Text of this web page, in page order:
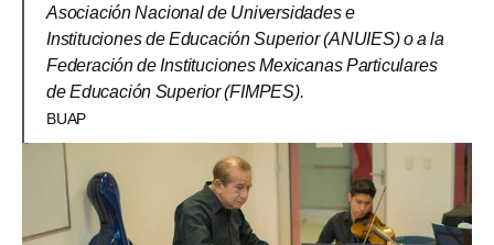
Asociación Nacional de Universidades e
Instituciones de Educación Superior (ANUIES) o a la
Federación de Instituciones Mexicanas Particulares
de Educación Superior (FIMPES).
BUAP